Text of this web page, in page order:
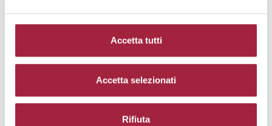
Accetta tutti
Accetta selezionati
Rifiuta